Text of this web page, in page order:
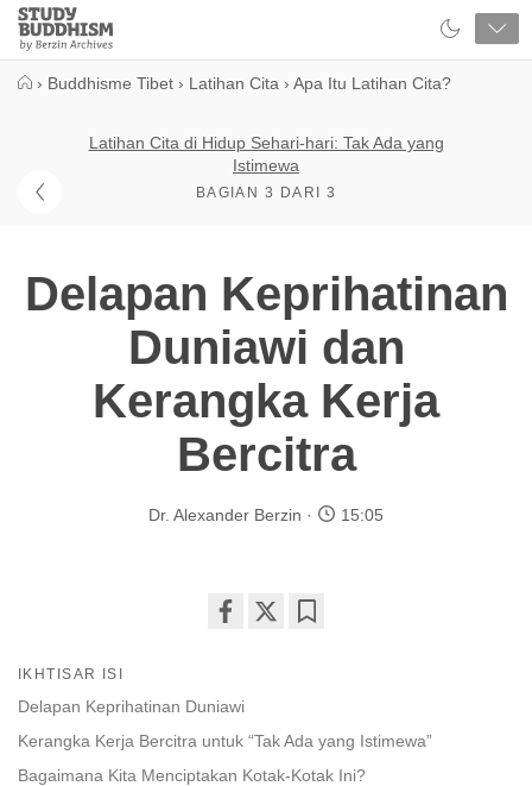
Close
Study
Buddhism
› Buddhisme Tibet › Latihan Cita › Apa Itu Latihan Cita?
Latihan Cita di Hidup Sehari-hari: Tak Ada yang
Istimewa
BAGIAN 3 DARI 3
Delapan Keprihatinan
Duniawi dan
Kerangka Kerja
Bercitra
Dr. Alexander Berzin 15:05
facebook
IKHTISAR ISI
Delapan Keprihatinan Duniawi
Kerangka Kerja Bercitra untuk “Tak Ada yang Istimewa”
Bagaimana Kita Menciptakan Kotak-Kotak Ini?